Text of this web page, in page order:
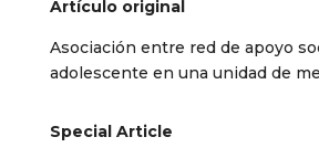
Artículo original
Asociación entre red de apoyo
adolescente en una unidad de
Special Article